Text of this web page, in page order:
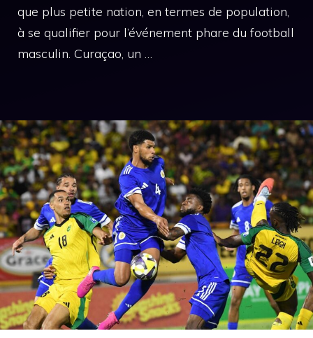
que plus petite nation, en termes de population,
à se qualifier pour l’événement phare du football
masculin. Curaçao, un …